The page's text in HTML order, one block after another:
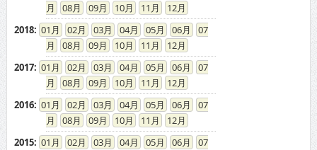
08
09 10 11
12
2018: 01 02 03 04 05 06
07
08
09 10 11
12
2017: 01 02 03 04 05 06
07
08
09 10 11
12
2016: 01 02 03 04 05 06
07
08
09 10 11
12
2015: 01 02 03 04 05 06
07